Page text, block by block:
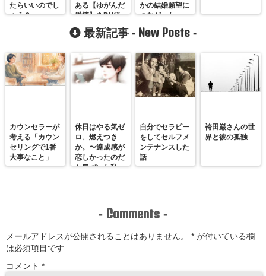
たらいいのでし
ょう？
ある【ゆがんだ
愛情】をDV経
験者が解説しま
す
かの結婚願望に
つながった
最新記事 - New Posts -
カウンセラーが
考える「カウン
セリングで1番
大事なこと」
休日はやる気ゼ
ロ、燃えつき
か。〜達成感が
恋しかったのだ
と気づいた私
自分でセラピー
をしてセルフメ
ンテナンスした
話
袴田巌さんの世
界と彼の孤独
- Comments -
メールアドレスが公開されることはありません。 * が付いている欄
は必須項目です
コメント *